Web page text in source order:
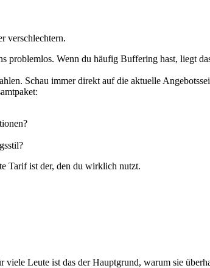
verschlechtern.
problemlos. Wenn du häufig Buffering hast, liegt
Schau immer direkt auf die aktuelle
Tarif ist der, den du wirklich nutzt.
viele Leute ist das der Hauptgrund, warum sie